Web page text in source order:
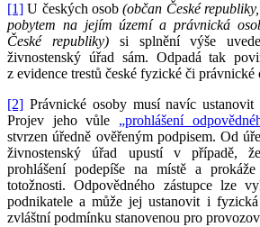
[1] U českých osob(občan České
pobytem na jejím území a právnická
České republiky)si splnění výše
živnostenský úřad sám. Odpadá tak
z evidence trestů české fyzické či právnické
[2] Právnické osoby musí navíc ustanovit
Projev jeho vůle „prohlášení
stvrzen úředně ověřeným podpisem. Od
živnostenský úřad upustí v případě,
prohlášení podepíše na místě a
totožnosti. Odpovědného zástupce lze
podnikatele a může jej ustanovit i
zvláštní podmínku stanovenou pro